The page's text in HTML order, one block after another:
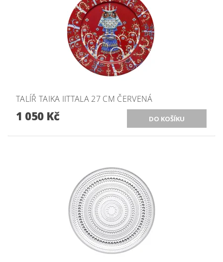
TALÍŘ TAIKA IITTALA 27 CM ČERVENÁ
1 050 Kč